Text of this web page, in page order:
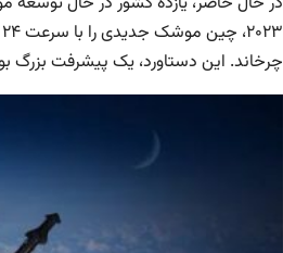
چرخاند. این دستاورد، یک پیشرفت بزرگ